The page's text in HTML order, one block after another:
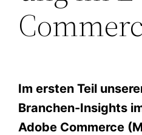
Im ersten Teil
Branchen-Insights
Adobe Commerce